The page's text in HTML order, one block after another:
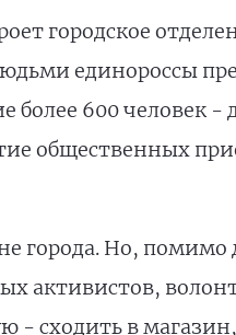
городское
единороссы
более 600 человек -
общественных
Но, помимо
активистов,
сходить в магазин,